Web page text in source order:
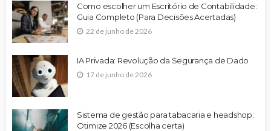
Como escolher um Escritório de Contabilidade:
Guia Completo (Para Decisões Acertadas)
22 de junho de 2026
IA Privada: Revolução da Segurança de Dado
17 de junho de 2026
Sistema de gestão para tabacaria e headshop:
Otimize 2026 (Escolha certa)